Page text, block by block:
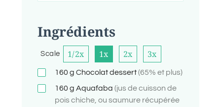
Ingrédients
Scale 1/2x 1x 2x 3x
160 g Chocolat dessert(65% et plus)
160 g Aquafaba (jus de cuisson de
pois chiche, ou saumure récupérée